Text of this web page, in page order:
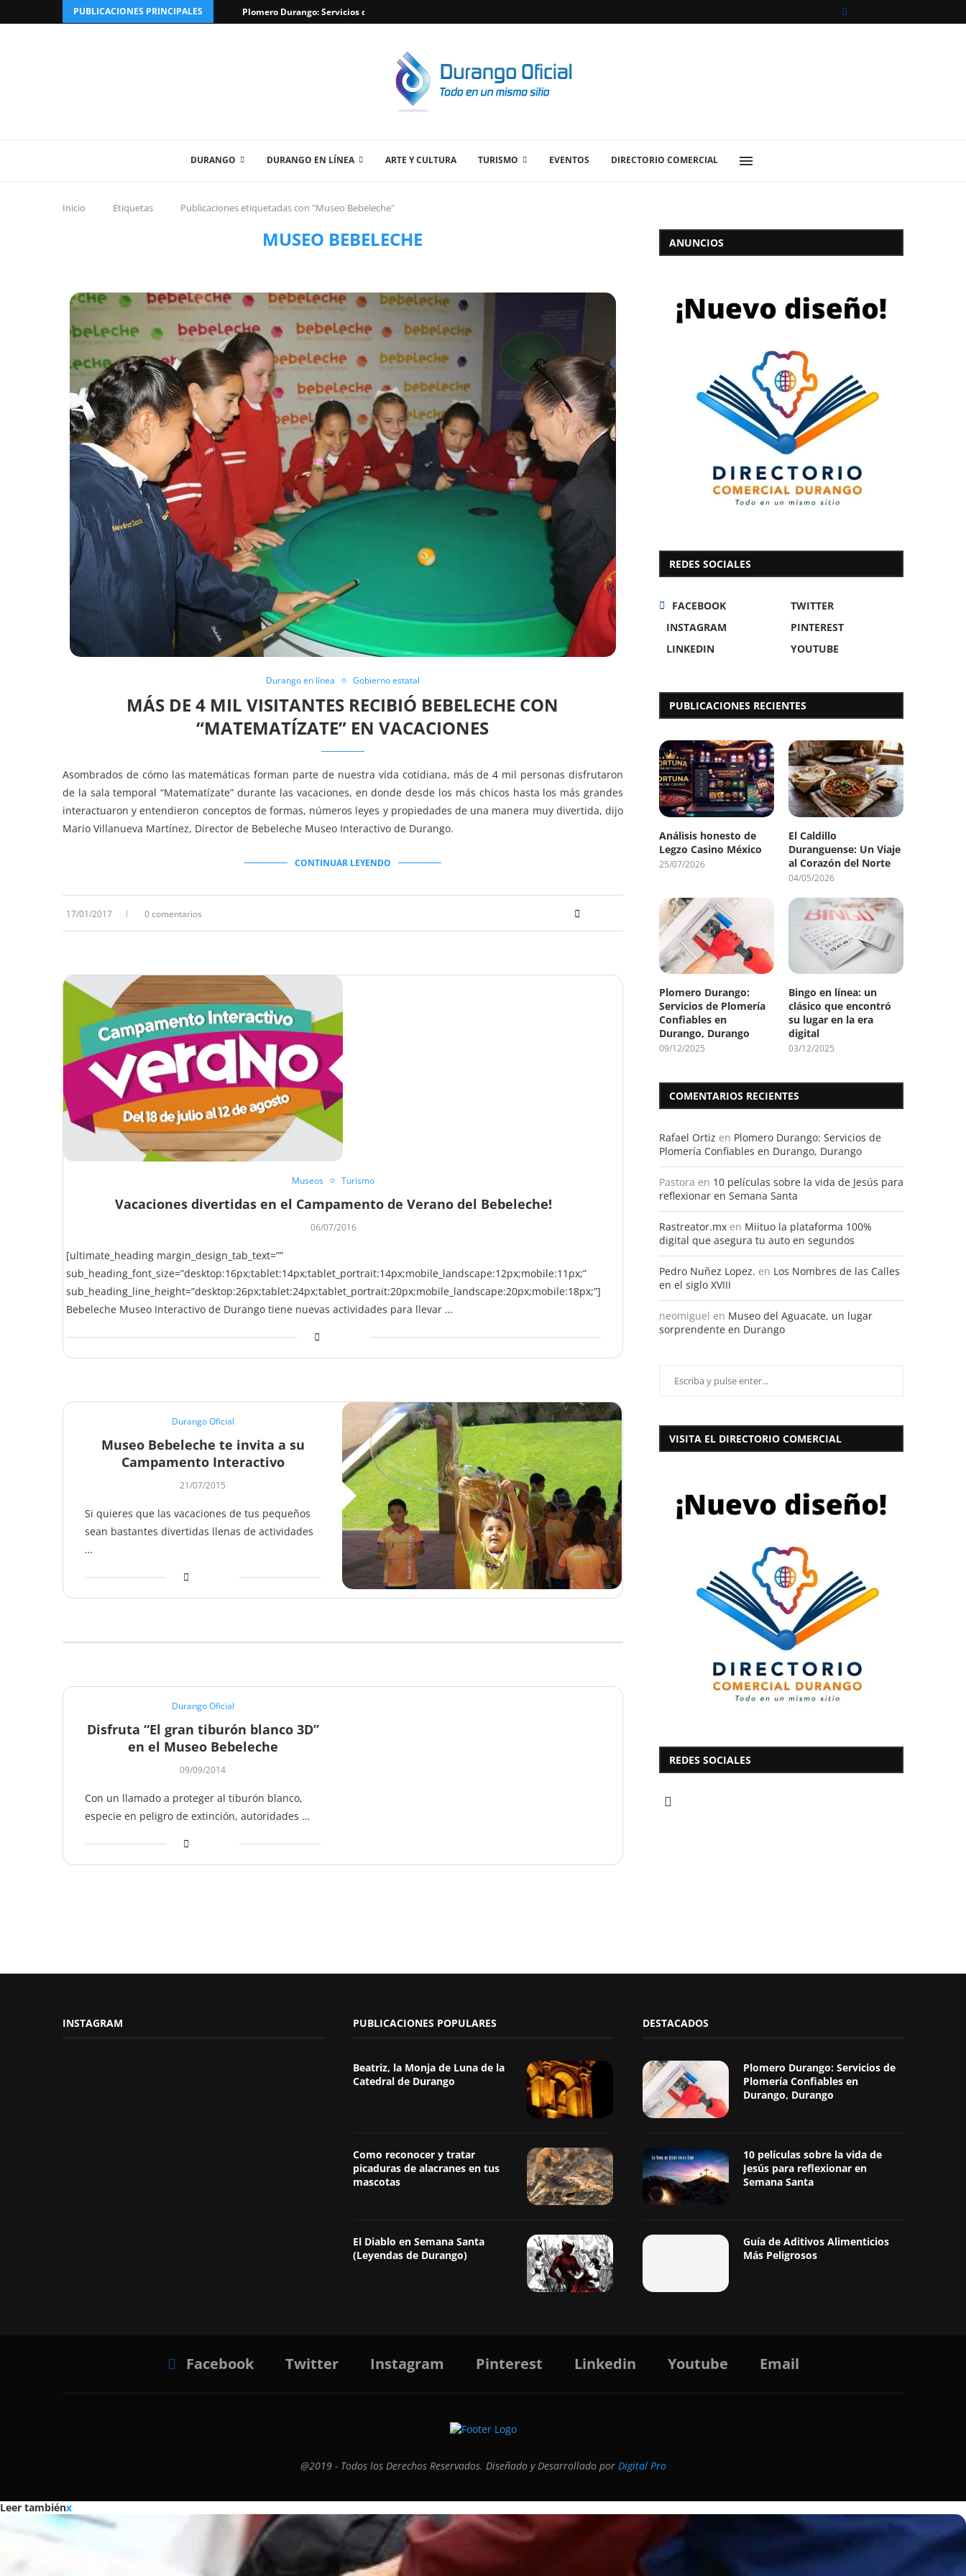
PUBLICACIONES PRINCIPALES Plomero Durango: Servicios de Plomería Confiables en Durango,...
DURANGO DURANGO EN LÍNEA ARTE Y CULTURA TURISMO EVENTOS DIRECTORIO COMERCIAL
Inicio Etiquetas Publicaciones etiquetadas con "Museo Bebeleche"
MUSEO BEBELECHE
Durango en línea Gobierno estatal
MÁS DE 4 MIL VISITANTES RECIBIÓ BEBELECHE CON
“MATEMATÍZATE” EN VACACIONES
Asombrados de cómo las matemáticas forman parte de nuestra vida cotidiana, más de 4 mil personas disfrutaron
de la sala temporal “Matematízate” durante las vacaciones, en donde desde los más chicos hasta los más grandes
interactuaron y entendieron conceptos de formas, números leyes y propiedades de una manera muy divertida, dijo
Mario Villanueva Martínez, Director de Bebeleche Museo Interactivo de Durango.
CONTINUAR LEYENDO
17/01/2017 0 comentarios
Museos Turismo
Vacaciones divertidas en el Campamento de Verano del Bebeleche!
06/07/2016
[ultimate_heading margin_design_tab_text=””
sub_heading_font_size=”desktop:16px;tablet:14px;tablet_portrait:14px;mobile_landscape:12px;mobile:11px;”
sub_heading_line_height=”desktop:26px;tablet:24px;tablet_portrait:20px;mobile_landscape:20px;mobile:18px;”]
Bebeleche Museo Interactivo de Durango tiene nuevas actividades para llevar …
Durango Oficial
Museo Bebeleche te invita a su
Campamento Interactivo
21/07/2015
Si quieres que las vacaciones de tus pequeños
sean bastantes divertidas llenas de actividades
…
Durango Oficial
Disfruta “El gran tiburón blanco 3D”
en el Museo Bebeleche
09/09/2014
Con un llamado a proteger al tiburón blanco,
especie en peligro de extinción, autoridades …
ANUNCIOS
REDES SOCIALES
FACEBOOK
TWITTER
INSTAGRAM
PINTEREST
LINKEDIN
YOUTUBE
PUBLICACIONES RECIENTES
Análisis honesto de
Legzo Casino México
25/07/2026
El Caldillo
Duranguense: Un Viaje
al Corazón del Norte
04/05/2026
Plomero Durango:
Servicios de Plomería
Confiables en
Durango, Durango
09/12/2025
Bingo en línea: un
clásico que encontró
su lugar en la era
digital
03/12/2025
COMENTARIOS RECIENTES
Rafael Ortiz en Plomero Durango: Servicios de
Plomería Confiables en Durango, Durango
Pastora en 10 películas sobre la vida de Jesús para
reflexionar en Semana Santa
Rastreator.mx en Miituo la plataforma 100%
digital que asegura tu auto en segundos
Pedro Nuñez Lopez. en Los Nombres de las Calles
en el siglo XVIII
neomiguel en Museo del Aguacate, un lugar
sorprendente en Durango
VISITA EL DIRECTORIO COMERCIAL
REDES SOCIALES
INSTAGRAM PUBLICACIONES POPULARES
Beatriz, la Monja de Luna de la
Catedral de Durango
Como reconocer y tratar
picaduras de alacranes en tus
mascotas
El Diablo en Semana Santa
(Leyendas de Durango)
DESTACADOS
Plomero Durango: Servicios de
Plomería Confiables en
Durango, Durango
10 películas sobre la vida de
Jesús para reflexionar en
Semana Santa
Guía de Aditivos Alimenticios
Más Peligrosos
Facebook Twitter Instagram Pinterest Linkedin Youtube Email
@2019 - Todos los Derechos Reservados. Diseñado y Desarrollado por Digital Pro
Leer tambiénx